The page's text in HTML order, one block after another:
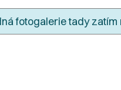
fotogalerie tady zatím